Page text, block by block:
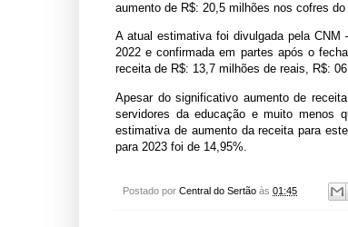
aumento de R$: 20,5 milhões nos cofres
A atual estimativa foi divulgada pela CNM
2022 e confirmada em partes após o
receita de R$: 13,7 milhões de reais, R$:
Apesar do significativo aumento de
servidores da educação e muito menos
estimativa de aumento da receita para
para 2023 foi de 14,95%.
Postado por Central do Sertão às 01:45